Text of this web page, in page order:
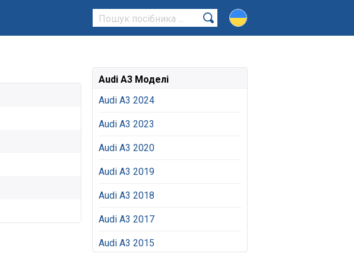
Audi A3 Моделі
Audi A3 2024
Audi A3 2023
Audi A3 2020
Audi A3 2019
Audi A3 2018
Audi A3 2017
Audi A3 2015